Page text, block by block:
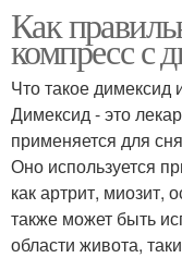
Как
компресс с
Что такое димексид
Димексид - это
применяется для
Оно используется
как артрит, миозит,
также может быть
области живота,